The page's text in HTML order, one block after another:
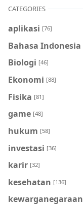
CATEGORIES
aplikasi [76]
Bahasa Indonesia
Biologi [46]
Ekonomi [88]
Fisika [81]
game [48]
hukum [58]
investasi [36]
karir [32]
kesehatan [136]
kewarganegaraan